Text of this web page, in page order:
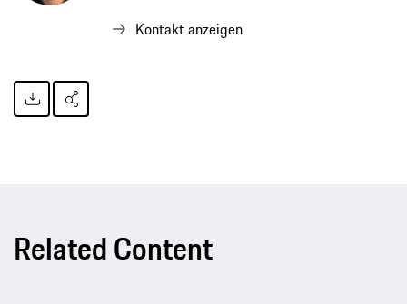
Kontakt anzeigen
Related Content